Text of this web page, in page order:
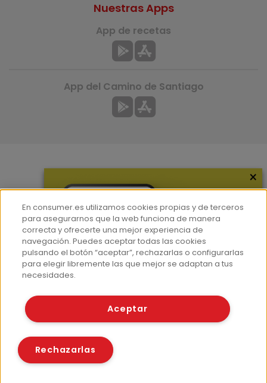
Hemeroteca
Contacto
Prensa
Corpus Lingüístico Consumer
Nuestras Apps
App de recetas
App del Camino de Santiago
© Fundación EROSKI
Políticas de cookies
×
En consumer.es utilizamos cookies propias y de terceros
para asegurarnos que la web funciona de manera
correcta y ofrecerte una mejor experiencia de
navegación. Puedes aceptar todas las cookies
pulsando el botón “aceptar”, rechazarlas o configurarlas
para elegir libremente las que mejor se adaptan a tus
necesidades.
Aceptar
Rechazarlas